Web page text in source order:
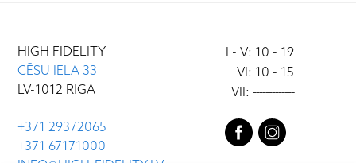
HIGH FIDELITY
CĒSU IELA 33
LV-1012 RIGA
I - V: 10 - 19
VI: 10 - 15
VII: -------------
+371 29372065
+371 67171000